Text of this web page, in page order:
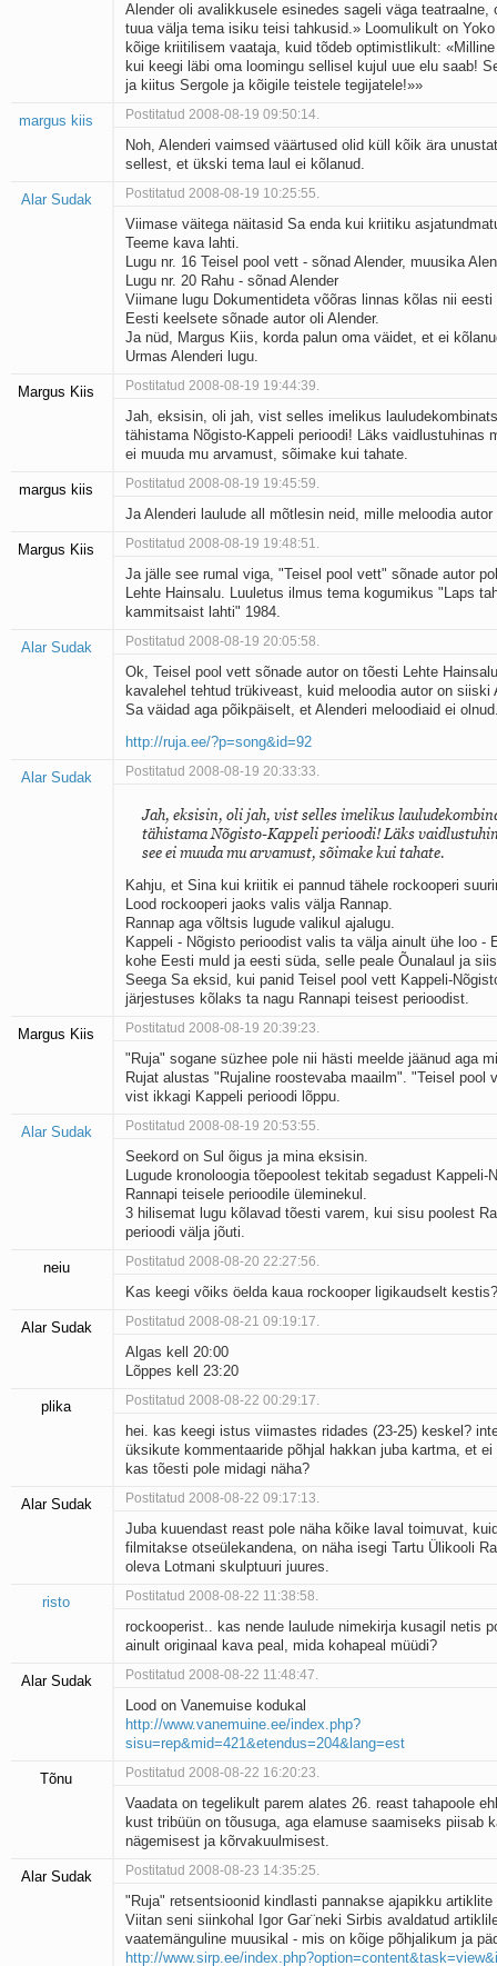
Alender oli avalikkusele esinedes sageli väga teatraalne,
tuua välja tema isiku teisi tahkusid.» Loomulikult on
kõige kriitilisem vaataja, kuid tõdeb optimistlikult:
kui keegi läbi oma loomingu sellisel kujul uue elu saab!
ja kiitus Sergole ja kõigile teistele tegijatele!»»
margus kiis Postitatud 2008-08-19 09:50:14.
Noh, Alenderi vaimsed väärtused olid küll kõik ära
sellest, et ükski tema laul ei kõlanud.
Alar Sudak Postitatud 2008-08-19 10:25:55.
Viimase väitega näitasid Sa enda kui kriitiku
Teeme kava lahti.
Lugu nr. 16 Teisel pool vett - sõnad Alender, muusika
Lugu nr. 20 Rahu - sõnad Alender
Viimane lugu Dokumentideta võõras linnas kõlas nii
Eesti keelsete sõnade autor oli Alender.
Ja nüd, Margus Kiis, korda palun oma väidet, et ei
Urmas Alenderi lugu.
Margus Kiis Postitatud 2008-08-19 19:44:39.
Jah, eksisin, oli jah, vist selles imelikus
tähistama Nõgisto-Kappeli perioodi! Läks vaidlustuhinas
ei muuda mu arvamust, sõimake kui tahate.
margus kiis Postitatud 2008-08-19 19:45:59.
Ja Alenderi laulude all mõtlesin neid, mille meloodia autor
Margus Kiis Postitatud 2008-08-19 19:48:51.
Ja jälle see rumal viga, "Teisel pool vett" sõnade autor
Lehte Hainsalu. Luuletus ilmus tema kogumikus "Laps
kammitsaist lahti" 1984.
Alar Sudak Postitatud 2008-08-19 20:05:58.
Ok, Teisel pool vett sõnade autor on tõesti Lehte
kavalehel tehtud trükiveast, kuid meloodia autor on siiski
Sa väidad aga põikpäiselt, et Alenderi meloodiaid ei
http://ruja.ee/?p=song&id=92
Alar Sudak Postitatud 2008-08-19 20:33:33.
Jah, eksisin, oli jah, vist selles imelikus
tähistama Nõgisto-Kappeli perioodi! Läks
see ei muuda mu arvamust, sõimake kui tahate.
Kahju, et Sina kui kriitik ei pannud tähele rockooperi
Lood rockooperi jaoks valis välja Rannap.
Rannap aga võltsis lugude valikul ajalugu.
Kappeli - Nõgisto perioodist valis ta välja ainult ühe loo -
kohe Eesti muld ja eesti süda, selle peale Õunalaul ja
Seega Sa eksid, kui panid Teisel pool vett Kappeli-
järjestuses kõlaks ta nagu Rannapi teisest perioodist.
Margus Kiis Postitatud 2008-08-19 20:39:23.
"Ruja" sogane süzhee pole nii hästi meelde jäänud aga
Rujat alustas "Rujaline roostevaba maailm". "Teisel pool
vist ikkagi Kappeli perioodi lõppu.
Alar Sudak Postitatud 2008-08-19 20:53:55.
Seekord on Sul õigus ja mina eksisin.
Lugude kronoloogia tõepoolest tekitab segadust Kappeli-
Rannapi teisele perioodile üleminekul.
3 hilisemat lugu kõlavad tõesti varem, kui sisu poolest
perioodi välja jõuti.
neiu Postitatud 2008-08-20 22:27:56.
Kas keegi võiks öelda kaua rockooper ligikaudselt kestis?
Alar Sudak Postitatud 2008-08-21 09:19:17.
Algas kell 20:00
Lõppes kell 23:20
plika Postitatud 2008-08-22 00:29:17.
hei. kas keegi istus viimastes ridades (23-25) keskel?
üksikute kommentaaride põhjal hakkan juba kartma, et
kas tõesti pole midagi näha?
Alar Sudak Postitatud 2008-08-22 09:17:13.
Juba kuuendast reast pole näha kõike laval toimuvat,
filmitakse otseülekandena, on näha isegi Tartu Ülikooli
oleva Lotmani skulptuuri juures.
risto Postitatud 2008-08-22 11:38:58.
rockooperist.. kas nende laulude nimekirja kusagil netis
ainult originaal kava peal, mida kohapeal müüdi?
Alar Sudak Postitatud 2008-08-22 11:48:47.
Lood on Vanemuise kodukal
http://www.vanemuine.ee/index.php?
sisu=rep&mid=421&etendus=204&lang=est
Tõnu Postitatud 2008-08-22 16:20:23.
Vaadata on tegelikult parem alates 26. reast tahapoole
kust tribüün on tõusuga, aga elamuse saamiseks piisab
nägemisest ja kõrvakuulmisest.
Alar Sudak Postitatud 2008-08-23 14:35:25.
"Ruja" retsentsioonid kindlasti pannakse ajapikku artiklite
Viitan seni siinkohal Igor Gar¨neki Sirbis avaldatud
vaatemänguline muusikal - mis on kõige põhjalikum ja
http://www.sirp.ee/